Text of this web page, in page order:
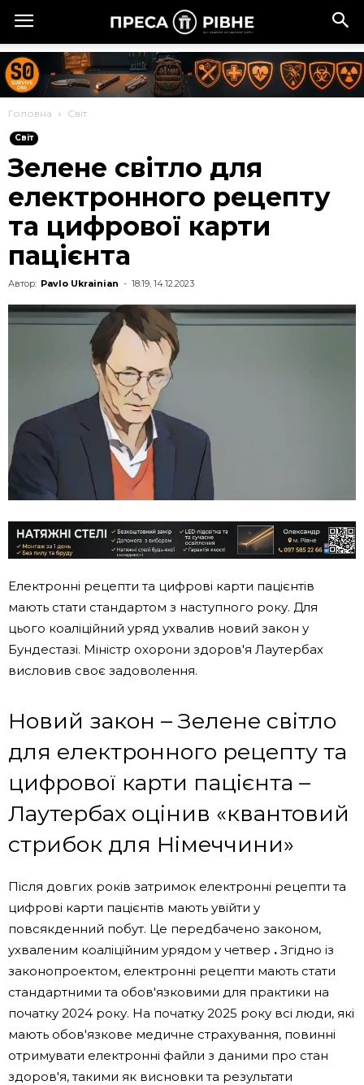
Головна Cвіт
Cвіт
Зелене світло для
електронного рецепту
та цифрової карти
пацієнта
Автор: Pavlo Ukrainian - 18:19, 14.12.2023
Електронні рецепти та цифрові карти пацієнтів
мають стати стандартом з наступного року. Для
цього коаліційний уряд ухвалив новий закон у
Бундестазі. Міністр охорони здоров'я Лаутербах
висловив своє задоволення.
Новий закон – Зелене світло
для електронного рецепту та
цифрової карти пацієнта –
Лаутербах оцінив «квантовий
стрибок для Німеччини»
Після довгих років затримок електронні рецепти та
цифрові карти пацієнтів мають увійти у
повсякденний побут. Це передбачено законом,
ухваленим коаліційним урядом у четвер . Згідно із
законопроектом, електронні рецепти мають стати
стандартними та обов'язковими для практики на
початку 2024 року. На початку 2025 року всі люди, які
мають обов'язкове медичне страхування, повинні
отримувати електронні файли з даними про стан
здоров'я, такими як висновки та результати